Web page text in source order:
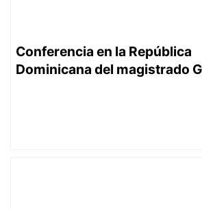
Conferencia en la República
Dominicana del magistrado